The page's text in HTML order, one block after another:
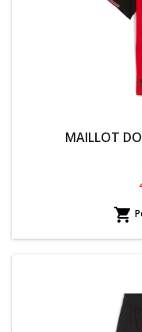
MAILLOT
